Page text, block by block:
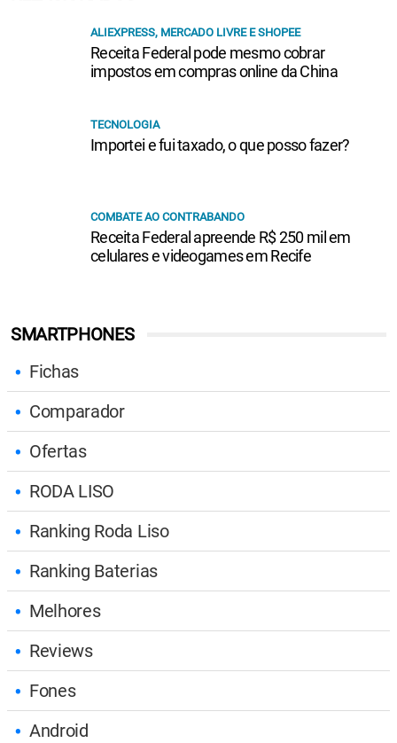
SMARTPHONES
Fichas
Comparador
Ofertas
RODA LISO
Ranking Roda Liso
Ranking Baterias
Melhores
Reviews
Fones
Android
ALIEXPRESS, MERCADO LIVRE E SHOPEE
Receita Federal pode mesmo cobrar
impostos em compras online da China
TECNOLOGIA
Importei e fui taxado, o que posso fazer?
COMBATE AO CONTRABANDO
Receita Federal apreende R$ 250 mil em
celulares e videogames em Recife